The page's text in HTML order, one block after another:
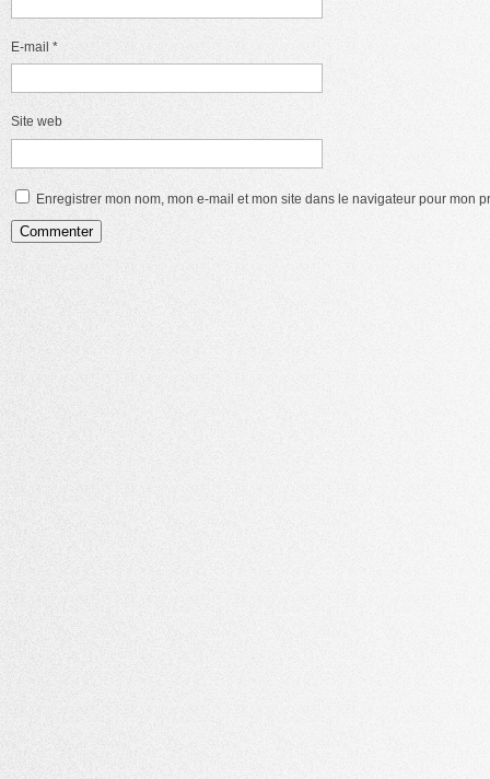
E-mail *
Site web
Enregistrer mon nom, mon e-mail et mon site dans le navigateur pour mon